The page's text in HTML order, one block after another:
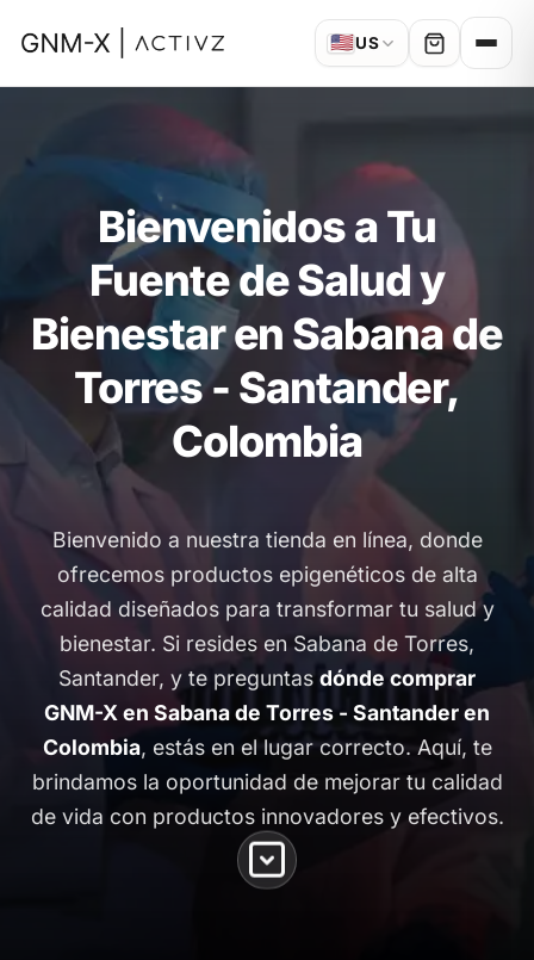
🇺🇸US
Bienvenidos a Tu
Fuente de Salud y
Bienestar en Sabana de
Torres - Santander,
Colombia
Bienvenido a nuestra tienda en línea, donde
ofrecemos productos epigenéticos de alta
calidad diseñados para transformar tu salud y
bienestar. Si resides en Sabana de Torres,
Santander, y te preguntasdónde comprar
GNM-X en Sabana de Torres - Santander en
Colombia, estás en el lugar correcto. Aquí, te
brindamos la oportunidad de mejorar tu calidad
de vida con productos innovadores y efectivos.